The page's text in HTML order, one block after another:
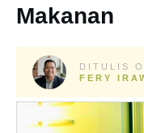
Makanan
DITULIS
FERY